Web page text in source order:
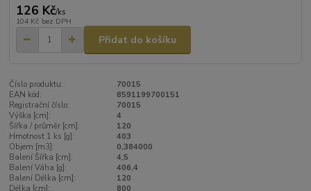
126 Kč/ks
104 Kč bez DPH
Přidat do košíku
Číslo produktu:
70015
EAN kód:
8591199700151
Registrační číslo:
70015
Výška [cm]:
4
Šířka / průměr [cm]:
120
Hmotnost 1 ks [g]:
403
Objem [m3]:
0,384000
Balení Šířka [cm]:
4,5
Balení Váha [g]:
406,4
Balení Délka [cm]:
120
Délka [cm]:
800